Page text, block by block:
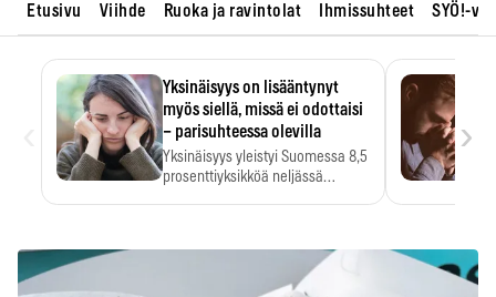
Etusivu Viihde Ruoka ja ravintolat Ihmissuhteet SYÖ!-
Yksinäisyys on lisääntynyt
myös siellä, missä ei odottaisi
– parisuhteessa olevilla
Yksinäisyys yleistyi Suomessa 8,5
prosenttiyksikköä neljässä
›